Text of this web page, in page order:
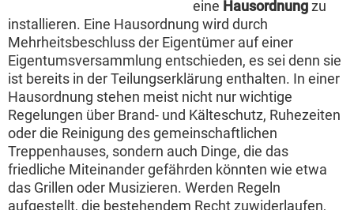
eine Hausordnungzu
installieren. Eine Hausordnung wird durch
Mehrheitsbeschluss der Eigentümer auf einer
Eigentumsversammlung entschieden, es sei denn sie
ist bereits in der Teilungserklärung enthalten. In einer
Hausordnung stehen meist nicht nur wichtige
Regelungen über Brand- und Kälteschutz, Ruhezeiten
oder die Reinigung des gemeinschaftlichen
Treppenhauses, sondern auch Dinge, die das
friedliche Miteinander gefährden könnten wie etwa
das Grillen oder Musizieren. Werden Regeln
aufgestellt, die bestehendem Recht zuwiderlaufen,